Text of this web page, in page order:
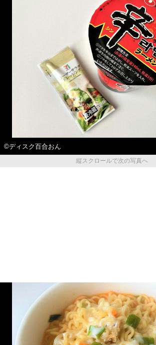
©ディスク百合おん
縦スクロールで次の写真へ